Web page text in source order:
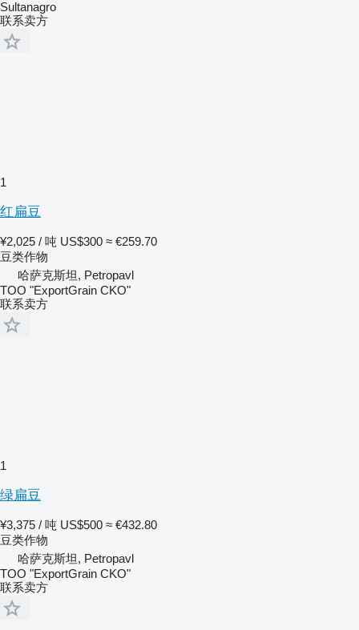
Sultanagro
联系卖方
1
红扁豆
¥2,025 / 吨 US$300 ≈ €259.70
豆类作物
哈萨克斯坦, Petropavl
TOO "ExportGrain CKO"
联系卖方
1
绿扁豆
¥3,375 / 吨 US$500 ≈ €432.80
豆类作物
哈萨克斯坦, Petropavl
TOO "ExportGrain CKO"
联系卖方